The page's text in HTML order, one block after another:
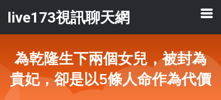
live173視訊聊天網
為乾隆生下兩個女兒，被封為
貴妃，卻是以5條人命作為代價